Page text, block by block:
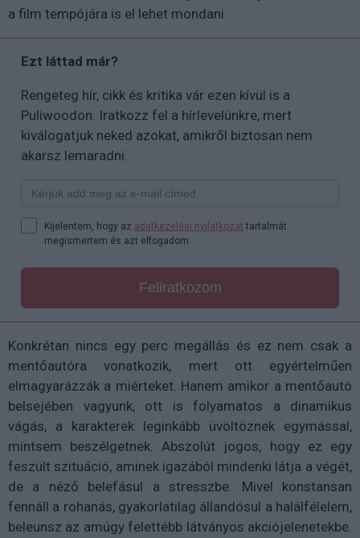
a film tempójára is el lehet mondani.
Ezt láttad már?
Rengeteg hír, cikk és kritika vár ezen kívül is a
Puliwoodon. Iratkozz fel a hírlevelünkre, mert
kiválogatjuk neked azokat, amikről biztosan nem
akarsz lemaradni.
Kijelentem, hogy az adatkezelési nyilatkozat tartalmát
megismertem és azt elfogadom.
Feliratkozom
Konkrétan nincs egy perc megállás és ez nem csak a
mentőautóra vonatkozik, mert ott egyértelműen
elmagyarázzák a miérteket. Hanem amikor a mentőautó
belsejében vagyunk, ott is folyamatos a dinamikus
vágás, a karakterek leginkább üvöltöznek egymással,
mintsem beszélgetnek. Abszolút jogos, hogy ez egy
feszült szituáció, aminek igazából mindenki látja a végét,
de a néző belefásul a stresszbe. Mivel konstansan
fennáll a rohanás, gyakorlatilag állandósul a halálfélelem,
beleunsz az amúgy felettébb látványos akciójelenetekbe.